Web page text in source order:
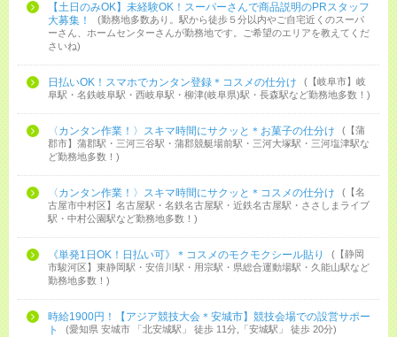
【土日のみOK】未経験OK！スーパーさんで商品説明のPRスタッフ
大募集！
勤務地多数あり。駅から徒歩５分以内やご自宅近くのスーパ
ーさん、ホームセンターさんが勤務地です。ご希望のエリアを教えてくだ
さいね
日払いOK！スマホでカンタン登録＊コスメの仕分け
【岐阜市】岐
阜駅・名鉄岐阜駅・西岐阜駅・柳津(岐阜県)駅・長森駅など勤務地多数！
〈カンタン作業！〉スキマ時間にサクッと＊お菓子の仕分け
【蒲
郡市】蒲郡駅・三河三谷駅・蒲郡競艇場前駅・三河大塚駅・三河塩津駅な
ど勤務地多数！
〈カンタン作業！〉スキマ時間にサクッと＊コスメの仕分け
【名
古屋市中村区】名古屋駅・名鉄名古屋駅・近鉄名古屋駅・ささしまライブ
駅・中村公園駅など勤務地多数！
《単発1日OK！日払い可》＊コスメのモクモクシール貼り
【静岡
市駿河区】東静岡駅・安倍川駅・用宗駅・県総合運動場駅・久能山駅など
勤務地多数！
時給1900円！【アジア競技大会＊安城市】競技会場での設営サポー
ト
愛知県 安城市 「北安城駅」 徒歩 11分,「安城駅」 徒歩 20分